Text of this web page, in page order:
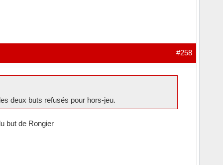
#258
deux buts refusés pour hors-jeu.
but de Rongier